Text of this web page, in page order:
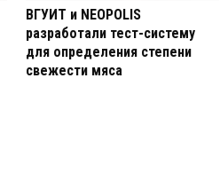
ВГУИТ и NEOPOLIS
разработали тест-систему
для определения степени
свежести мяса